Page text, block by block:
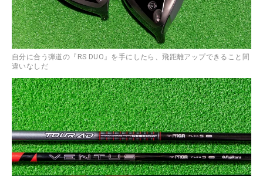
自分に合う弾道の『RS DUO』を手にしたら、飛距離アップできること間
違いなしだ